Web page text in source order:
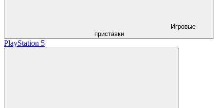
Игровые
приставки
PlayStation 5